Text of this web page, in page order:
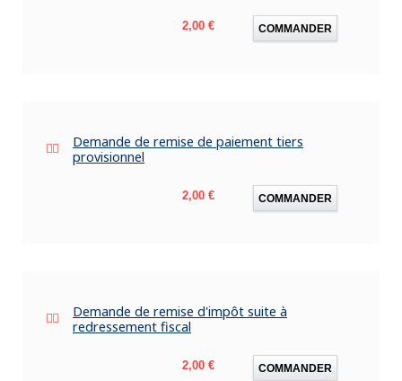
Prix
2,00 € COMMANDER
Demande de remise de paiement tiers
provisionnel
Prix
2,00 € COMMANDER
Demande de remise d'impôt suite à
redressement fiscal
Prix
2,00 € COMMANDER